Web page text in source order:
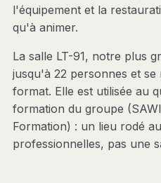
l'équipement et la
qu'à animer.
La salle LT-91, notre plus
jusqu'à 22 personnes et
format. Elle est utilisée au
formation du groupe
Formation) : un lieu rodé
professionnelles, pas une